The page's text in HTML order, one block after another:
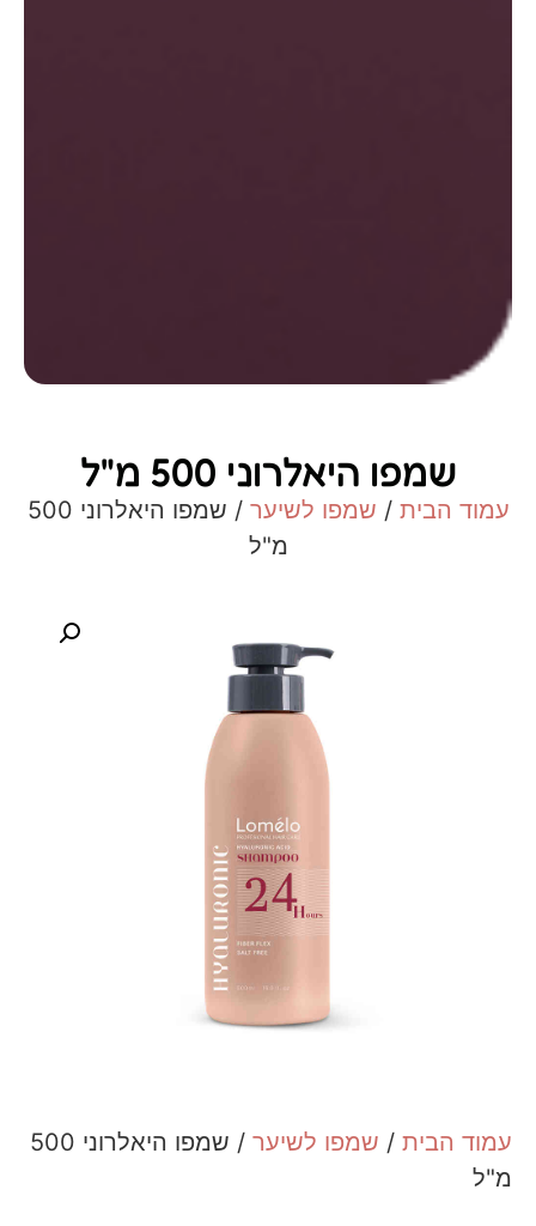
עמוד הבית / שמפו לשיער
/ שמפו היאלרוני 500
מ"ל
שמפו היאלרוני 500 מ"ל
עמוד הבית / שמפו לשיער
/ שמפו היאלרוני 500
מ"ל